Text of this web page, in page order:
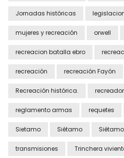
Jornadas históricas
mujeres y recreación orwell
recreacion batalla ebro
recreación recreación Fayón
Recreación histórica.
reglamento armas requetes
Sietamo Siétamo Siétamo
transmisiones Trinchera